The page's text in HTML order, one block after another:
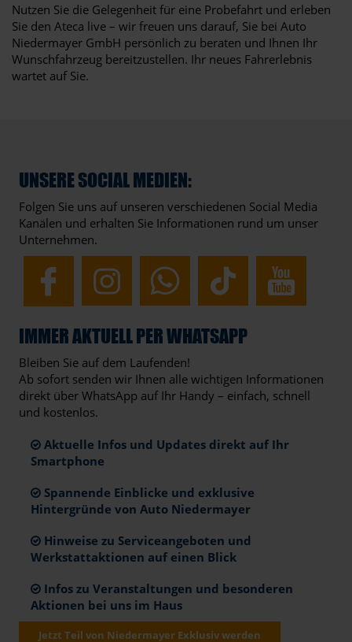
Nutzen Sie die Gelegenheit für eine Probefahrt und erleben
Sie den Ateca live – wir freuen uns darauf, Sie bei Auto
Niedermayer GmbH persönlich zu beraten und Ihnen Ihr
Wunschfahrzeug bereitzustellen. Ihr neues Fahrerlebnis
wartet auf Sie.
UNSERE SOCIAL MEDIEN:
Folgen Sie uns auf unseren verschiedenen Social Media
Kanälen und erhalten Sie Informationen rund um unser
Unternehmen.
IMMER AKTUELL PER WHATSAPP
Bleiben Sie auf dem Laufenden!
Ab sofort senden wir Ihnen alle wichtigen Informationen
direkt über WhatsApp auf Ihr Handy – einfach, schnell
und kostenlos.
Aktuelle Infos und Updates direkt auf Ihr
Smartphone
Spannende Einblicke und exklusive
Hintergründe von Auto Niedermayer
Hinweise zu Serviceangeboten und
Werkstattaktionen auf einen Blick
Infos zu Veranstaltungen und besonderen
Aktionen bei uns im Haus
Jetzt Teil von Niedermayer Exklusiv werden